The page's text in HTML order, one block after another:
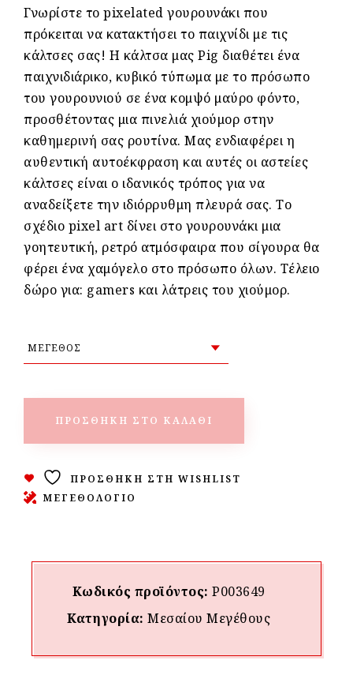
Γνωρίστε το pixelated γουρουνάκι που
πρόκειται να κατακτήσει το παιχνίδι με τις
κάλτσες σας! Η κάλτσα μας Pig διαθέτει ένα
παιχνιδιάρικο, κυβικό τύπωμα με το πρόσωπο
του γουρουνιού σε ένα κομψό μαύρο φόντο,
προσθέτοντας μια πινελιά χιούμορ στην
καθημερινή σας ρουτίνα. Μας ενδιαφέρει η
αυθεντική αυτοέκφραση και αυτές οι αστείες
κάλτσες είναι ο ιδανικός τρόπος για να
αναδείξετε την ιδιόρρυθμη πλευρά σας. Το
σχέδιο pixel art δίνει στο γουρουνάκι μια
γοητευτική, ρετρό ατμόσφαιρα που σίγουρα θα
φέρει ένα χαμόγελο στο πρόσωπο όλων. Τέλειο
δώρο για: gamers και λάτρεις του χιούμορ.
ΠΡΟΣΘΉΚΗ ΣΤΟ ΚΑΛΆΘΙ
ΠΡΟΣΘΉΚΗ ΣΤΗ WISHLIST
ΜΕΓΕΘΟΛΟΓΙΟ
Κωδικός προϊόντος: P003649
Κατηγορία:Μεσαίου Mεγέθους